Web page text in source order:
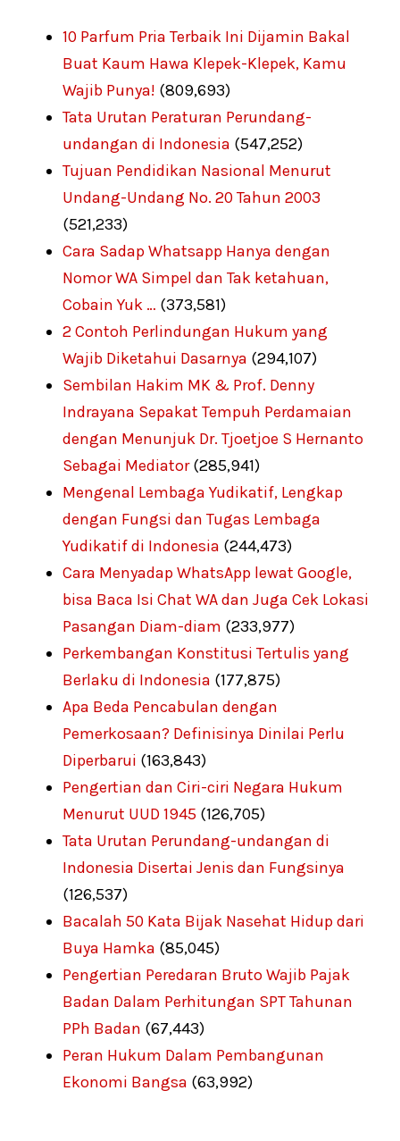
10 Parfum Pria Terbaik Ini Dijamin Bakal
Buat Kaum Hawa Klepek-Klepek, Kamu
Wajib Punya! (809,693)
Tata Urutan Peraturan Perundang-
undangan di Indonesia (547,252)
Tujuan Pendidikan Nasional Menurut
Undang-Undang No. 20 Tahun 2003
(521,233)
Cara Sadap Whatsapp Hanya dengan
Nomor WA Simpel dan Tak ketahuan,
Cobain Yuk … (373,581)
2 Contoh Perlindungan Hukum yang
Wajib Diketahui Dasarnya (294,107)
Sembilan Hakim MK & Prof. Denny
Indrayana Sepakat Tempuh Perdamaian
dengan Menunjuk Dr. Tjoetjoe S Hernanto
Sebagai Mediator (285,941)
Mengenal Lembaga Yudikatif, Lengkap
dengan Fungsi dan Tugas Lembaga
Yudikatif di Indonesia (244,473)
Cara Menyadap WhatsApp lewat Google,
bisa Baca Isi Chat WA dan Juga Cek Lokasi
Pasangan Diam-diam (233,977)
Perkembangan Konstitusi Tertulis yang
Berlaku di Indonesia (177,875)
Apa Beda Pencabulan dengan
Pemerkosaan? Definisinya Dinilai Perlu
Diperbarui (163,843)
Pengertian dan Ciri-ciri Negara Hukum
Menurut UUD 1945 (126,705)
Tata Urutan Perundang-undangan di
Indonesia Disertai Jenis dan Fungsinya
(126,537)
Bacalah 50 Kata Bijak Nasehat Hidup dari
Buya Hamka (85,045)
Pengertian Peredaran Bruto Wajib Pajak
Badan Dalam Perhitungan SPT Tahunan
PPh Badan (67,443)
Peran Hukum Dalam Pembangunan
Ekonomi Bangsa (63,992)